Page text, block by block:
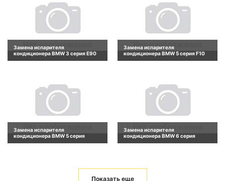
Замена испарителя
кондиционера BMW 3 серия E90
Замена испарителя
кондиционера BMW 5 серия F10
Замена испарителя
кондиционера BMW 5 серия
Замена испарителя
кондиционера BMW 6 серия
Показать еще